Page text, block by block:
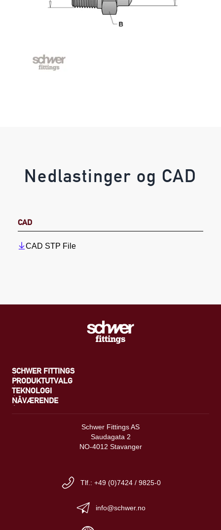
Nedlastinger og CAD
CAD
CAD STP File
SCHWER FITTINGS
PRODUKTUTVALG
TEKNOLOGI
NÅVÆRENDE
Schwer Fittings AS
Saudagata 2
NO-4012 Stavanger
Tlf.: +49 (0)7424 / 9825-0
info@schwer.no